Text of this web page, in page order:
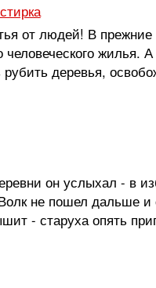
от людей! В прежние
жилья.
деревья,
он услыхал - в
не пошел дальше и
- старуха опять